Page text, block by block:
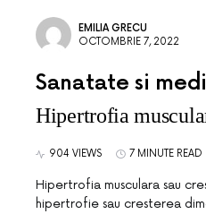
EMILIA GRECU
OCTOMBRIE 7, 2022
Sanatate si
Hipertrofia
904 VIEWS 7 MINUTE READ
Hipertrofia musculara sau
hipertrofie sau cresterea